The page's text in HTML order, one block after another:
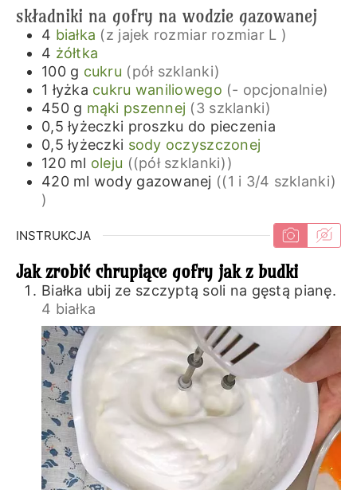
składniki na gofry na wodzie gazowanej
4 białka (z jajek rozmiar rozmiar L )
4 żółtka
100 g cukru (pół szklanki)
1 łyżka cukru waniliowego (- opcjonalnie)
450 g mąki pszennej (3 szklanki)
0,5łyżeczki proszku do pieczenia
0,5 łyżeczki sody oczyszczonej
120 ml oleju ((pół szklanki))
420 ml wody gazowanej ((1 i 3/4 szklanki)
)
INSTRUKCJA
Jak zrobić chrupiące gofry jak z budki
Białka ubij ze szczyptą soli na gęstą pianę.
4 białka